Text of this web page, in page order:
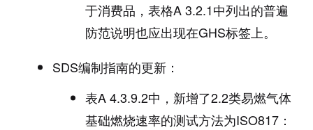
于消费品，表格A 3.2.1中列出的普遍
防范说明也应出现在GHS标签上。
SDS编制指南的更新：
表A 4.3.9.2中，新增了2.2类易燃气体
基础燃烧速率的测试方法为ISO817：